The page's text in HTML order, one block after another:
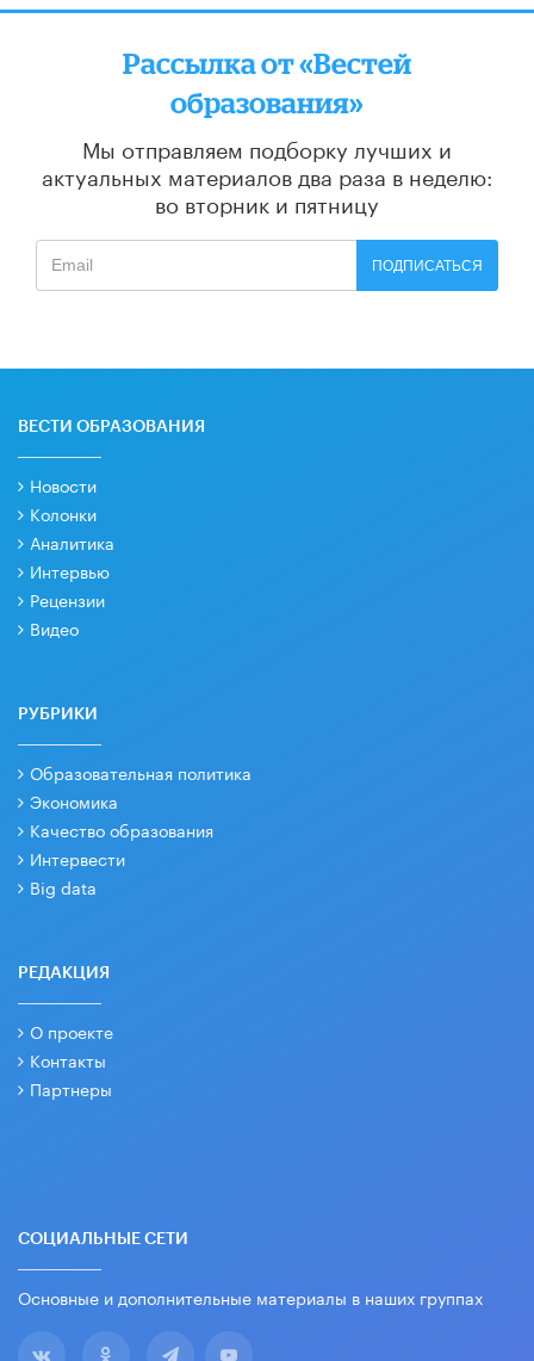
Рассылка от «Вестей
образования»
Мы отправляем подборку лучших и
актуальных материалов два раза в неделю:
во вторник и пятницу
ПОДПИСАТЬСЯ
ВЕСТИ ОБРАЗОВАНИЯ
Новости
Колонки
Аналитика
Интервью
Рецензии
Видео
РУБРИКИ
Образовательная политика
Экономика
Качество образования
Интервести
Big data
РЕДАКЦИЯ
О проекте
Контакты
Партнеры
СОЦИАЛЬНЫЕ СЕТИ
Основные и дополнительные материалы в наших группах